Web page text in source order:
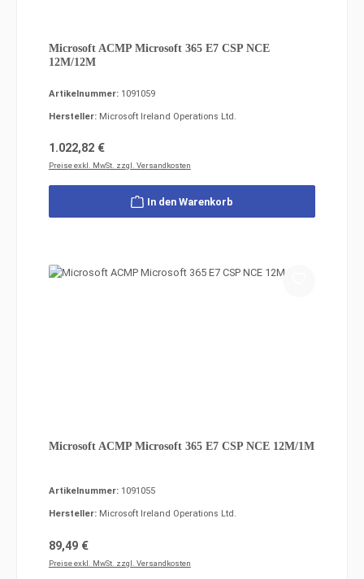
Microsoft ACMP Microsoft 365 E7 CSP NCE
12M/12M
Artikelnummer: 1091059
Hersteller: Microsoft Ireland Operations Ltd.
Regulärer Preis:
1.022,82 €
Preise exkl. MwSt. zzgl. Versandkosten
In den Warenkorb
Microsoft ACMP Microsoft 365 E7 CSP NCE 12M/1M
Artikelnummer: 1091055
Hersteller: Microsoft Ireland Operations Ltd.
Regulärer Preis:
89,49 €
Preise exkl. MwSt. zzgl. Versandkosten